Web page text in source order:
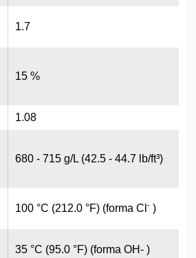
1.7
15 %
1.08
680 - 715 g/L (42.5 - 44.7 lb/ft³)
100 °C (212.0 °F) (forma Cl - )
35 °C (95.0 °F) (forma OH- )